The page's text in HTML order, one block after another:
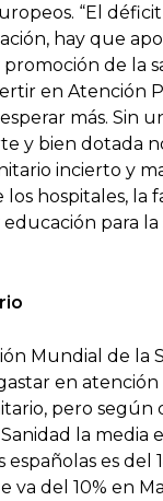
“El
hay que
de la
en Atención
más. Sin
y bien dotada
incierto y
los hospitales, la
para
Mundial de la
en atención
pero según
la media
es del
va del 10% en